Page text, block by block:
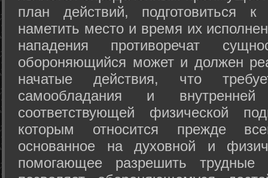
план действий, подготовиться
наметить место и время их
нападения противоречат
обороняющийся может и должен
начатые действия, что
самообладания и
соответствующей физической
которым относится прежде
основанное на духовной и
помогающее разрешить